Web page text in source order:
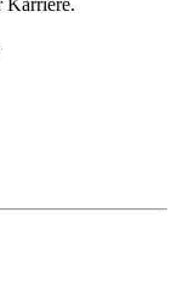
Karriere.